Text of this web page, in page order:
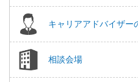
キャリアアドバイザー
相談会場